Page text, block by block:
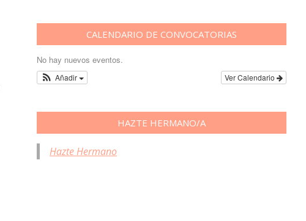
CALENDARIO DE CONVOCATORIAS
No hay nuevos eventos.
Ver Calendario
Añadir
HAZTE HERMANO/A
Hazte Hermano